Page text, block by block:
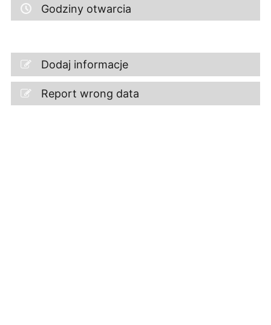
Godziny otwarcia
Dodaj informacje
Report wrong data